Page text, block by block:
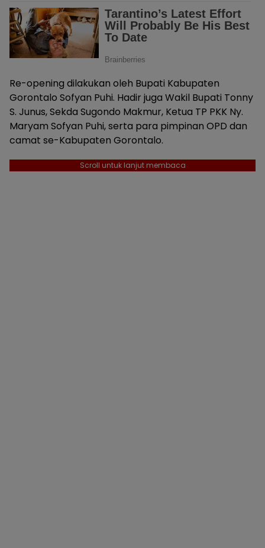
Re-opening dilakukan oleh Bupati Kabupaten
Gorontalo Sofyan Puhi. Hadir juga Wakil Bupati Tonny
S. Junus, Sekda Sugondo Makmur, Ketua TP PKK Ny.
Maryam Sofyan Puhi, serta para pimpinan OPD dan
camat se-Kabupaten Gorontalo.
Scroll untuk lanjut membaca